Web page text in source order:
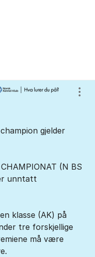
gjelder
(N BS
unntatt
klasse (AK) på
tre forskjellige
må være
Vis/